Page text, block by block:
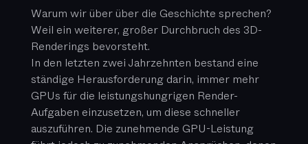
Warum wir über über die Geschichte sprechen?
Weil ein weiterer, großer Durchbruch des 3D-
Renderings bevorsteht.
In den letzten zwei Jahrzehnten bestand eine
ständige Herausforderung darin, immer mehr
GPUs für die leistungshungrigen Render-
Aufgaben einzusetzen, um diese schneller
auszuführen. Die zunehmende GPU-Leistung